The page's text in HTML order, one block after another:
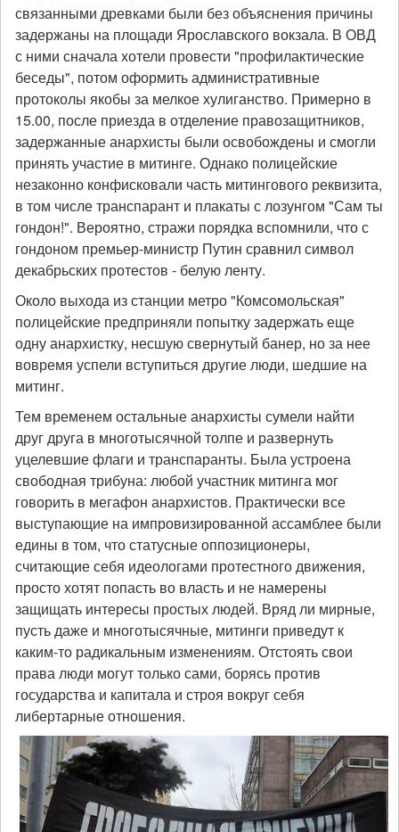
связанными древками были без объяснения причины
задержаны на площади Ярославского вокзала. В ОВД
с ними сначала хотели провести "профилактические
беседы", потом оформить административные
протоколы якобы за мелкое хулиганство. Примерно в
15.00, после приезда в отделение правозащитников,
задержанные анархисты были освобождены и смогли
принять участие в митинге. Однако полицейские
незаконно конфисковали часть митингового реквизита,
в том числе транспарант и плакаты с лозунгом "Сам ты
гондон!". Вероятно, стражи порядка вспомнили, что с
гондоном премьер-министр Путин сравнил символ
декабрьских протестов - белую ленту.
Около выхода из станции метро "Комсомольская"
полицейские предприняли попытку задержать еще
одну анархистку, несшую свернутый банер, но за нее
вовремя успели вступиться другие люди, шедшие на
митинг.
Тем временем остальные анархисты сумели найти
друг друга в многотысячной толпе и развернуть
уцелевшие флаги и транспаранты. Была устроена
свободная трибуна: любой участник митинга мог
говорить в мегафон анархистов. Практически все
выступающие на импровизированной ассамблее были
едины в том, что статусные оппозиционеры,
считающие себя идеологами протестного движения,
просто хотят попасть во власть и не намерены
защищать интересы простых людей. Вряд ли мирные,
пусть даже и многотысячные, митинги приведут к
каким-то радикальным изменениям. Отстоять свои
права люди могут только сами, борясь против
государства и капитала и строя вокруг себя
либертарные отношения.